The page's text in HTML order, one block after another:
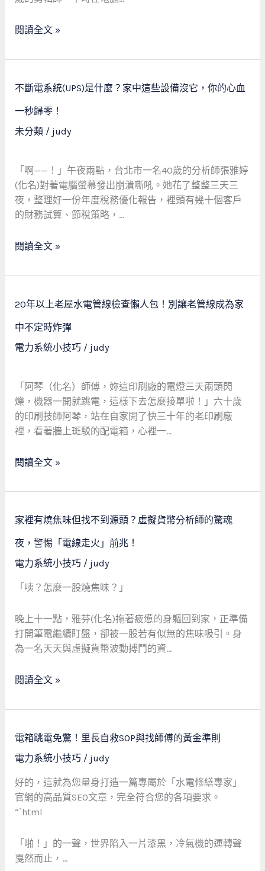
戰！
輯
的
水
電
改
蛻
變
記
閱讀全文 »
不斷電系統(UPS)是什麼？家中這些設備沒它，你的心血
一秒歸零！
未分類/ judy
「啊——！」午夜兩點，台北市一名40歲的分析師張雅婷
(化名)對著電腦螢幕發出崩潰嘶吼。她花了整整三天三
夜，整理好一份年度稅務優化報告，裡頭有幾十個客戶
的財務試算、節稅策略，…
斷
電
系
是
什
麼？
家
這
設
沒
你
的
一
秒
歸
零！
閱讀全文 »
20年以上老屋水電管線檢查懶人包！別讓老管線成為家
中不定時炸彈
電力系統小技巧/ judy
「阿琴（化名）師傅，妳這印刷廠的電燈三天兩頭閃
爍，機器一開就跳電，這樣下去怎麼接單啦！」六十歲
的印刷技師阿琴，站在自家開了快三十年的老印刷廠
裡，看著牆上斑駁的配電箱，心裡一…
以
上
水
電
管
線
查
人
別
老
管
家
中
不
時
彈
閱讀全文 »
家裡有燒焦味但找不到源頭？虛擬貨幣分析師的驚魂
夜，警惕「電線走火」前兆！
電力系統小技巧 / judy
「咦？怎麼一股燒焦味？」
晚上十一點，雅芬(化名)拖著疲憊的身軀回到家，正準備
打開筆電繼續盯盤，卻被一股若有似無的焦味吸引。身
為一名天天與虛擬貨幣波動搏鬥的資…
家
裡
有
燒
味
找
不
到
頭？
幣
析
師
的
驚
夜，
警
閱讀全文 »
電箱跳電免驚！里長自救SOP與找師傅的黃金準則
電力系統小技巧 / judy
好的，這就為您量身打造一篇專屬於「水電修繕專家」
官網的高品質SEO文章，完全符合您的各項要求。
“`html
「啪！」的一聲，世界陷入一片漆黑，冷氣機的運轉聲
戛然而止，…
電
箱
跳
電
免
驚！
救